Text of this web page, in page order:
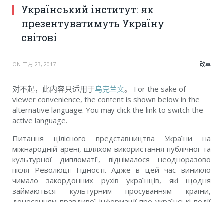
Український інститут: як
презентуватимуть Україну
світові
ON 二月 23, 2017 改革
对不起，此内容只适用于乌克兰文。 For the sake of
viewer convenience, the content is shown below in the
alternative language. You may click the link to switch the
active language.
Питання цілісного представництва України на
міжнародній арені, шляхом використання публічної та
культурної дипломатії, піднімалося неодноразово
після Революції Гідності. Адже в цей час виникло
чимало закордонних рухів українців, які щодня
займаються культурним просуванням країни,